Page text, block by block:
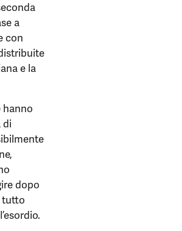
a
con
e la
hanno
di
dopo
tutto